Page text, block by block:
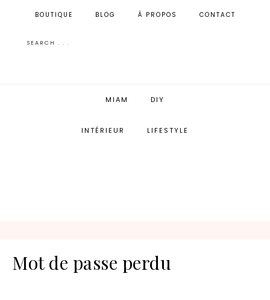
BOUTIQUE BLOG À PROPOS CONTACT
MIAM DIY
INTÉRIEUR LIFESTYLE
Mot de passe perdu